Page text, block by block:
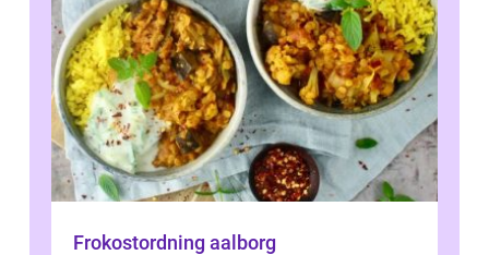
Frokostordning aalborg